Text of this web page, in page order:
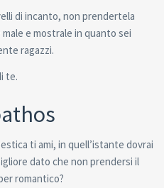
di incanto, non prendertela
e mostrale in quanto sei
ragazzi.
te.
ti ami, in quell’istante dovrai
dato che non prendersi il
romantico?